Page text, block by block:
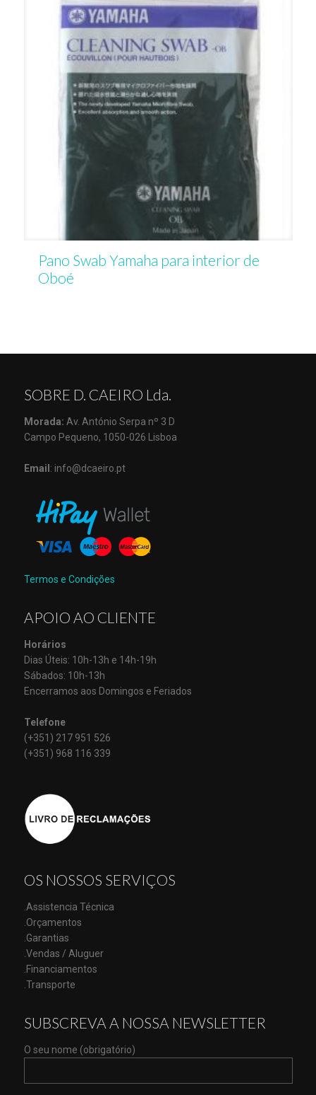
Pano Swab Yamaha para interior de
Oboé
SOBRE D. CAEIRO Lda.
Morada: Av. António Serpa nº 3 D
Campo Pequeno, 1050-026 Lisboa
Email : info@dcaeiro.pt
Termos e Condições
APOIO AO CLIENTE
Horários
Dias Úteis: 10h-13h e 14h-19h
Sábados: 10h-13h
Encerramos aos Domingos e Feriados
Telefone
(+351) 217 951 526
(+351) 968 116 339
OS NOSSOS SERVIÇOS
.Assistencia Técnica
.Orçamentos
.Garantias
.Vendas / Aluguer
.Financiamentos
.Transporte
SUBSCREVA A NOSSA NEWSLETTER
O seu nome (obrigatório)